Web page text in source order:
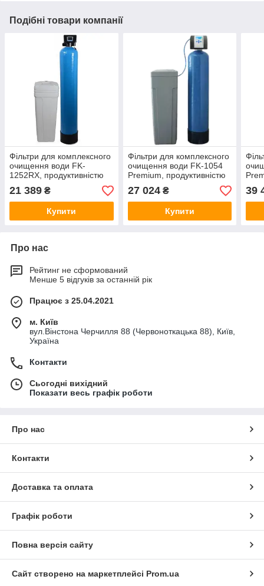
Подібні товари компанії
Фільтри для комплексного
очищення води FK-
1252RX, продуктивністю
до 1,8 м3/годину (F159B)
21 389 ₴
Купити
Фільтри для комплексного
очищення води FK-1054
Premium, продуктивністю
до 1,5 м3/год (F157B)
27 024₴
Купити
до
39
Про нас
Рейтинг не сформований
Менше 5 відгуків за останній рік
Працює з 25.04.2021
м. Київ
вул.Вінстона Черчилля 88 (Червоноткацька 88), Київ,
Україна
Контакти
Сьогодні вихідний
Показати весь графік роботи
Про нас
Контакти
Доставка та оплата
Графік роботи
Повна версія сайту
Сайт створено на маркетплейсі Prom.ua